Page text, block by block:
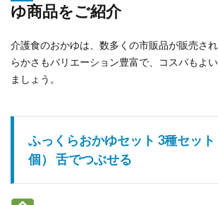
ゆ商品をご紹介
介護食のおかゆは、数多くの市販品が販売さ
らかさもバリエーション豊富で、コスパもよ
ましょう。
ふっくらおかゆセット 3種セッ
個） 舌でつぶせる